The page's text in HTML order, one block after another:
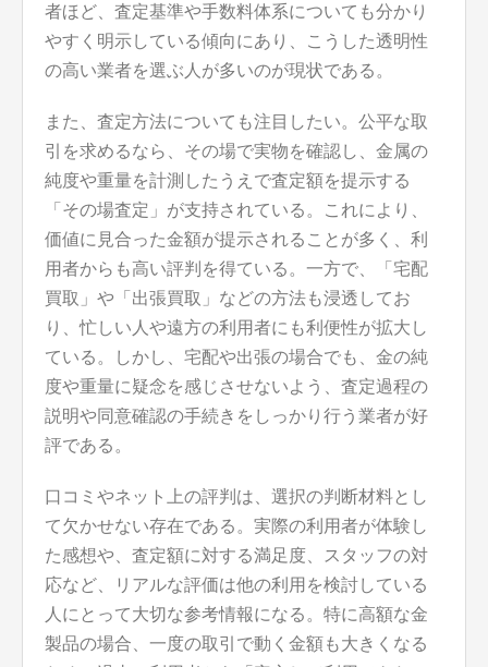
者ほど、査定基準や手数料体系についても分かり
やすく明示している傾向にあり、こうした透明性
の高い業者を選ぶ人が多いのが現状である。
また、査定方法についても注目したい。公平な取
引を求めるなら、その場で実物を確認し、金属の
純度や重量を計測したうえで査定額を提示する
「その場査定」が支持されている。これにより、
価値に見合った金額が提示されることが多く、利
用者からも高い評判を得ている。一方で、「宅配
買取」や「出張買取」などの方法も浸透してお
り、忙しい人や遠方の利用者にも利便性が拡大し
ている。しかし、宅配や出張の場合でも、金の純
度や重量に疑念を感じさせないよう、査定過程の
説明や同意確認の手続きをしっかり行う業者が好
評である。
口コミやネット上の評判は、選択の判断材料とし
て欠かせない存在である。実際の利用者が体験し
た感想や、査定額に対する満足度、スタッフの対
応など、リアルな評価は他の利用を検討している
人にとって大切な参考情報になる。特に高額な金
製品の場合、一度の取引で動く金額も大きくなる